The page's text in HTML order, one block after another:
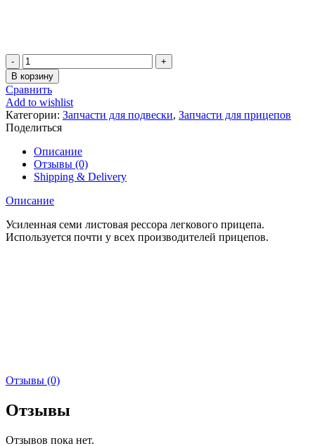
Количество
товара
Рессора
7-
ми
листовая
для
легковых
прицепов
В корзину
Сравнить
Add to wishlist
Категории: Запчасти для подвески, Запчасти для прицепов
Поделиться
Описание
Отзывы (0)
Shipping & Delivery
Описание
Усиленная семи листовая рессора легкового прицепа.
Используется почти у всех производителей прицепов.
Отзывы (0)
Отзывы
Отзывов пока нет.